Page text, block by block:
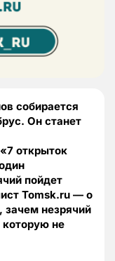
собирается
Он станет
открыток
пойдет
Tomsk.ru — о
зачем незрячий
которую не